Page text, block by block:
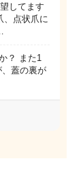
してます
、点状爪に
？ また1
蓋の裏が